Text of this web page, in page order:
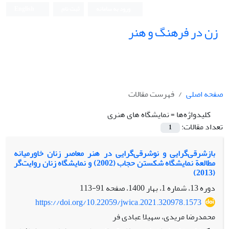
زن در فرهنگ و هنر
صفحه اصلی
فهرست مقالات
کلیدواژه‌ها =نمایشگاه‏ های هنری
تعداد مقالات:
1
بازشرقی‌گرایی و نوشرقی‌گرایی در هنر معاصر زنان خاورمیانه
مطالعة نمایشگاه شکستن حجاب (2002) و نمایشگاه زنان روایت‌گر
(2013)
دوره 13، شماره 1، بهار 1400، صفحه
91-113
https://doi.org/10.22059/jwica.2021.320978.1573
محمدرضا مریدی، سهیلا عبادی فر